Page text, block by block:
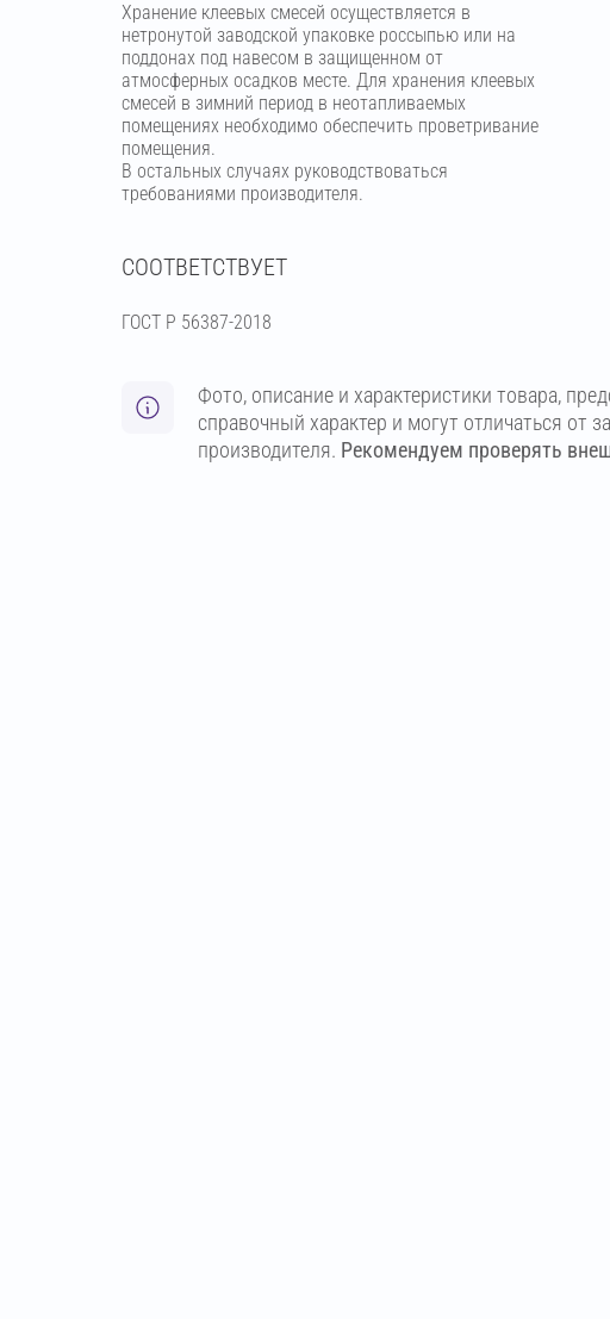
Хранение клеевых смесей осуществляется в
нетронутой заводской упаковке россыпью или на
поддонах под навесом в защищенном от
атмосферных осадков месте. Для хранения клеевых
смесей в зимний период в неотапливаемых
помещениях необходимо обеспечить проветривание
помещения.
В остальных случаях руководствоваться
требованиями производителя.
СООТВЕТСТВУЕТ
ГОСТ Р 56387-2018
Фото, описание и характеристики товара,
справочный характер и могут отличаться от
производителя. Рекомендуем проверять